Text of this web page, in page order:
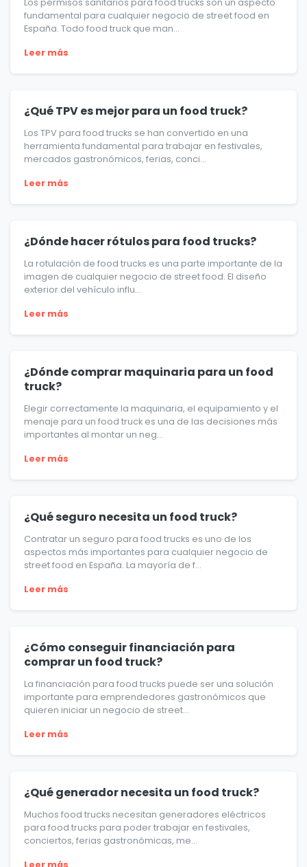
Los permisos sanitarios para food trucks son un aspecto
fundamental para cualquier negocio de street food en
España. Todo food truck que man...
Leer más
¿Qué TPV es mejor para un food truck?
Los TPV para food trucks se han convertido en una
herramienta fundamental para trabajar en festivales,
mercados gastronómicos, ferias, conci...
Leer más
¿Dónde hacer rótulos para food trucks?
La rotulación de food trucks es una parte importante de la
imagen de cualquier negocio de street food. El diseño
exterior del vehículo influ...
Leer más
¿Dónde comprar maquinaria para un food
truck?
Elegir correctamente la maquinaria, el equipamiento y el
menaje para un food truck es una de las decisiones más
importantes al montar un neg...
Leer más
¿Qué seguro necesita un food truck?
Contratar un seguro para food trucks es uno de los
aspectos más importantes para cualquier negocio de
street food en España. La mayoría de f...
Leer más
¿Cómo conseguir financiación para
comprar un food truck?
La financiación para food trucks puede ser una solución
importante para emprendedores gastronómicos que
quieren iniciar un negocio de street...
Leer más
¿Qué generador necesita un food truck?
Muchos food trucks necesitan generadores eléctricos
para food trucks para poder trabajar en festivales,
conciertos, ferias gastronómicas, me...